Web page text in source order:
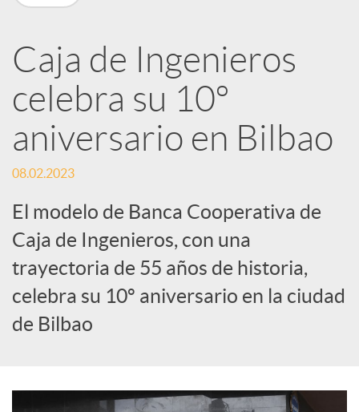
e
d
e
s
S
o
c
Caja de Ingenieros
celebra su 10º
aniversario en Bilbao
08.02.2023
El modelo de Banca Cooperativa de
Caja de Ingenieros, con una
trayectoria de 55 años de historia,
celebra su 10º aniversario en la ciudad
de Bilbao